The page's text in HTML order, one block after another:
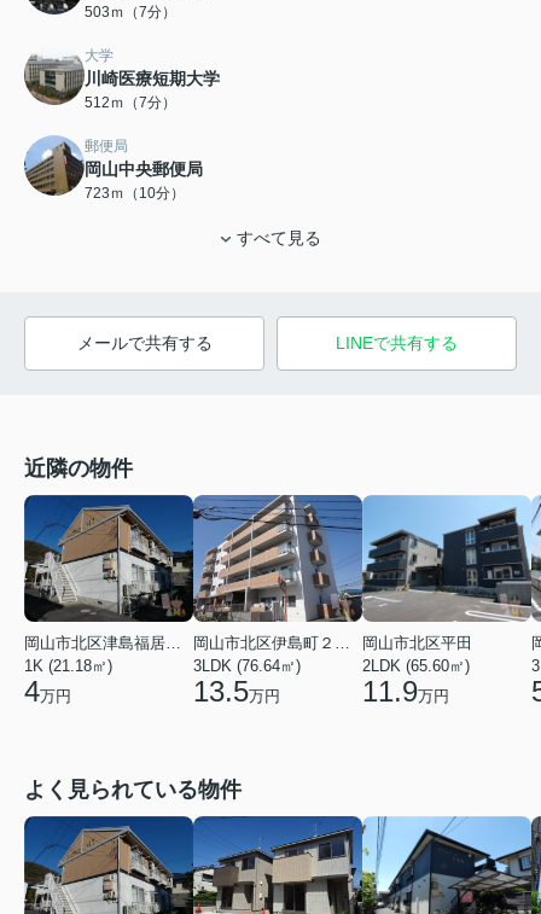
503ｍ（7分）
大学
川崎医療短期大学
512ｍ（7分）
郵便局
岡山中央郵便局
723ｍ（10分）
すべて見る
メールで共有する LINEで共有する
近隣の物件
岡山市北区津島福居１丁目
1K (21.18㎡)
4万円
岡山市北区伊島町２丁目
3LDK (76.64㎡)
13.5万円
岡山市北区平田
2LDK (65.60㎡)
11.9万円
よく見られている物件